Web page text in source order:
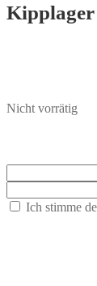
Nicht vorrätig
Ich stimme